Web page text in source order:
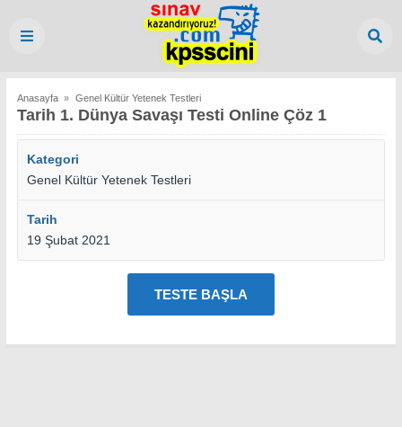
Anasayfa » Genel Kültür Yetenek Testleri
Tarih 1. Dünya Savaşı Testi Online Çöz 1
Kategori
Genel Kültür Yetenek Testleri
Tarih
19 Şubat 2021
TESTE BAŞLA